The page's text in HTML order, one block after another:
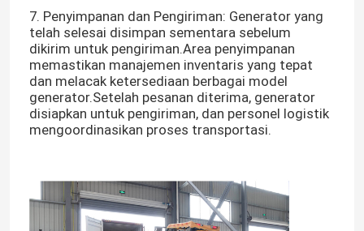
generator diesel Yanmar
Generator Diesel Baudouin
Generator Deutz Diesel
7. Penyimpanan dan Pengiriman: Generator yang
telah selesai disimpan sementara sebelum
dikirim untuk pengiriman.Area penyimpanan
memastikan manajemen inventaris yang tepat
dan melacak ketersediaan berbagai model
generator.Setelah pesanan diterima, generator
disiapkan untuk pengiriman, dan personel logistik
mengoordinasikan proses transportasi.